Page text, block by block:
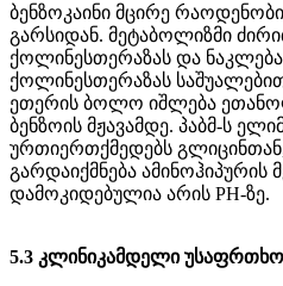
ბენზოკაინი მცირე
გარსიდან. მეტაბოლიზმი
ქოლინესთერაზას და
ქოლინესთერაზას
ეთერის ბოლო იშლება
ბენზოის მჟავამდე. პაბმ-ს
ურთიერთქმედებს
გარდაიქმნება ამინოჰიპურის
დამოკიდებულია არის PH-ზე.
5.3 კლინიკამდელი